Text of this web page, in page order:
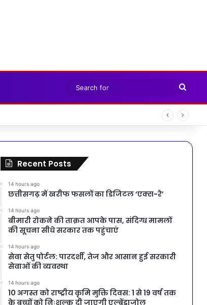
for
Recent Posts
14 hours ago
छत्तीसगढ़ में खरीफ फसलों का डिजिटल ‘एक्स-रे’
14 hours ago
बीमारी रोकने की ताक़त आपके पास, संदिग्ध मामलों
की सूचना सीधे सरकार तक पहुंचाएं
14 hours ago
सेवा सेतु पोर्टल: पारदर्शी, तेज और आसान हुई सरकारी
सेवाओं की व्यवस्था
14 hours ago
10 अगस्त को राष्ट्रीय कृमि मुक्ति दिवस: 1 से 19 वर्ष तक
के बच्चों को निःशुल्क दी जाएगी एल्बेंडाजोल